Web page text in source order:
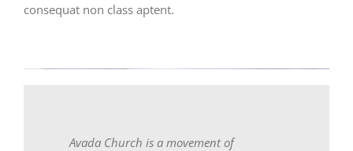
consequat non class aptent.
Avada Church is a movement of